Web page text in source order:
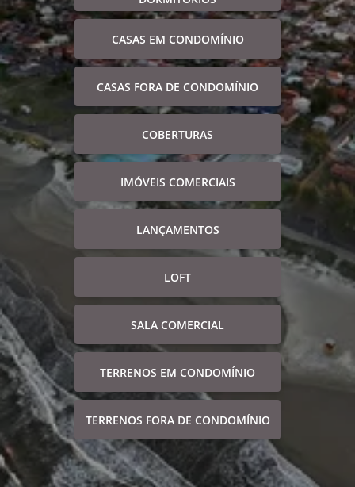
CASAS EM CONDOMÍNIO
CASAS FORA DE CONDOMÍNIO
COBERTURAS
IMÓVEIS COMERCIAIS
LANÇAMENTOS
LOFT
SALA COMERCIAL
TERRENOS EM CONDOMÍNIO
TERRENOS FORA DE CONDOMÍNIO